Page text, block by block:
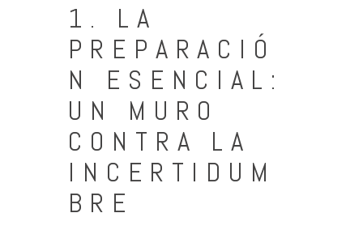
1. LA
PREPARACIÓ
N ESENCIAL:
UN MURO
CONTRA LA
INCERTIDUM
BRE